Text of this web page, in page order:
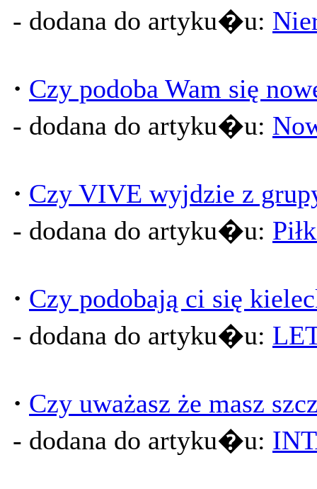
- dodana do artyku�u:
· Czy podoba Wam się
- dodana do artyku�u:
· Czy VIVE wyjdzie z
- dodana do artyku�u:
· Czy podobają ci się
- dodana do artyku�u:
· Czy uważasz że masz
- dodana do artyku�u: